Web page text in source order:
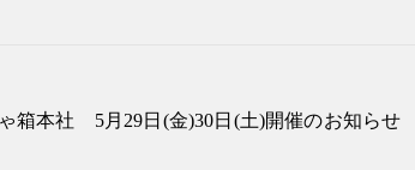
箱本社 5月29日(金)30日(土)開催のお知らせ